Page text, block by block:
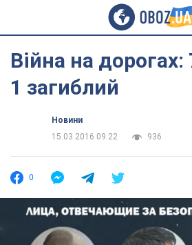
Війна на
1 загиблий
Новини
15.03.2016 09:22
936
0